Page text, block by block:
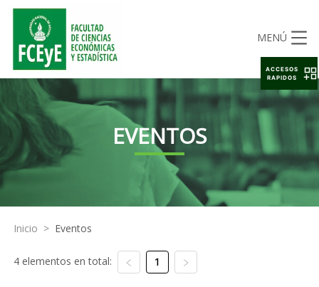
MENÚ
EVENTOS
Inicio > Eventos
4 elementos en total: 1
ACCESOS
RAPIDOS